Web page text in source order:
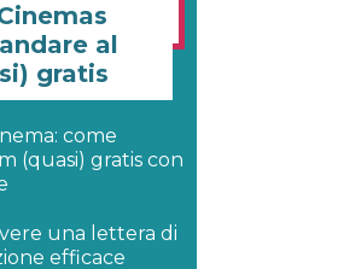
al
gratis
come
(quasi) gratis con
una lettera di
efficace